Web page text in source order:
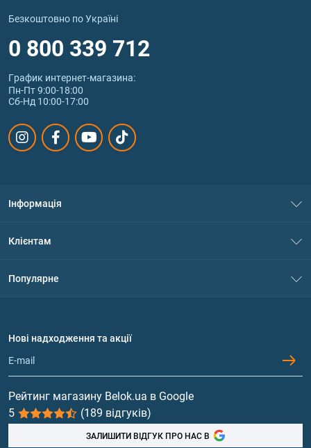
Безкоштовно по Україні
0 800 339 712
График интернет‑магазина:
Пн-Пт 9:00-18:00
Сб-Нд 10:00-17:00
Інформація
Політика конфіденційності
Обмін та повернення
Клієнтам
Популярне
Протеїн
Гейнери
Вітаміни та мінерали
Риб'ячий жир, жирні кислоти
Нові надходження та акції
Рейтинг магазину Belok.ua в Google
5
(189 відгуків)
ЗАЛИШИТИ ВІДГУК ПРО НАС В